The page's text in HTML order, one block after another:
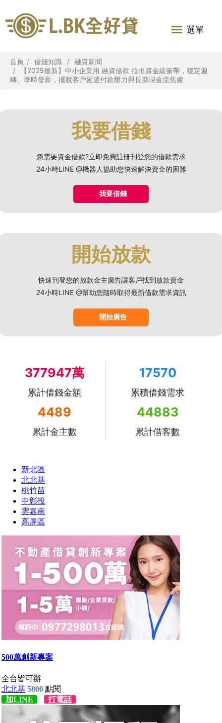
選單
首頁 借錢知識
融資新聞
【2025最新】中小企業用 融資借款 拉出資金緩衝帶，穩定週
轉、準時發薪，擺脫客戶延遲付款壓力與長期現金流焦慮
我要借錢
急需要資金借款?立即免費註冊刊登您的借款需求
24小時LINE @機器人協助您快速解決資金的困難
我要借錢
開始放款
快速刊登您的放款金主廣告讓客戶找到放款資金
24小時LINE @幫助您隨時取得最新借款需求資訊
開始廣告
377947萬
累計借錢金額
17570
累積借錢需求
4489
累計金主數
44883
累計借客數